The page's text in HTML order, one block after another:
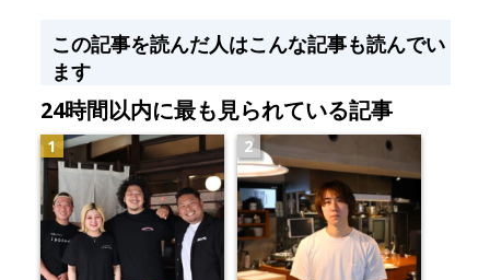
この記事を読んだ人はこんな記事も読んでい
ます
24時間以内に最も見られている記事